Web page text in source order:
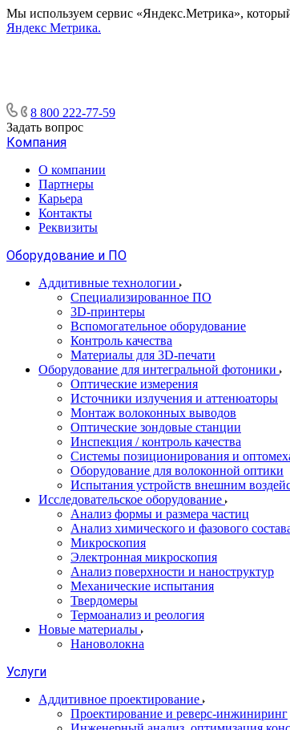
Мы используем сервис «Яндекс.Метрика»,
Яндекс Метрика.
8 800 222-77-59
Задать вопрос
Компания
О компании
Партнеры
Карьера
Контакты
Реквизиты
Оборудование и ПО
Аддитивные технологии
Специализированное ПО
3D-принтеры
Вспомогательное оборудование
Контроль качества
Материалы для 3D-печати
Оборудование для интегральной фотоники
Оптические измерения
Источники излучения и аттенюаторы
Монтаж волоконных выводов
Оптические зондовые станции
Инспекция / контроль качества
Системы позиционирования и
Оборудование для волоконной оптики
Испытания устройств внешним
Исследовательское оборудование
Анализ формы и размера частиц
Анализ химического и фазового
Микроскопия
Электронная микроскопия
Анализ поверхности и наноструктур
Механические испытания
Твердомеры
Термоанализ и реология
Новые материалы
Нановолокна
Услуги
Аддитивное проектирование
Проектирование и реверс-инжиниринг